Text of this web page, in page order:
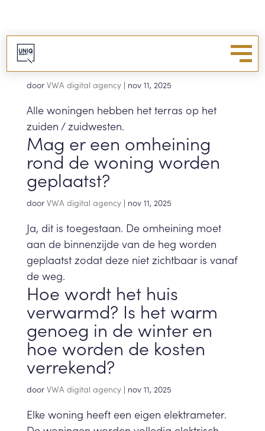
Wat is de ligging van het
terras?
door VWA digital agency| nov 11, 2025
Alle woningen hebben het terras op het
zuiden / zuidwesten.
Mag er een omheining
rond de woning worden
geplaatst?
door VWA digital agency| nov 11, 2025
Ja, dit is toegestaan. De omheining moet
aan de binnenzijde van de heg worden
geplaatst zodat deze niet zichtbaar is vanaf
de weg.
Hoe wordt het huis
verwarmd? Is het warm
genoeg in de winter en
hoe worden de kosten
verrekend?
door VWA digital agency| nov 11, 2025
Elke woning heeft een eigen elektrameter.